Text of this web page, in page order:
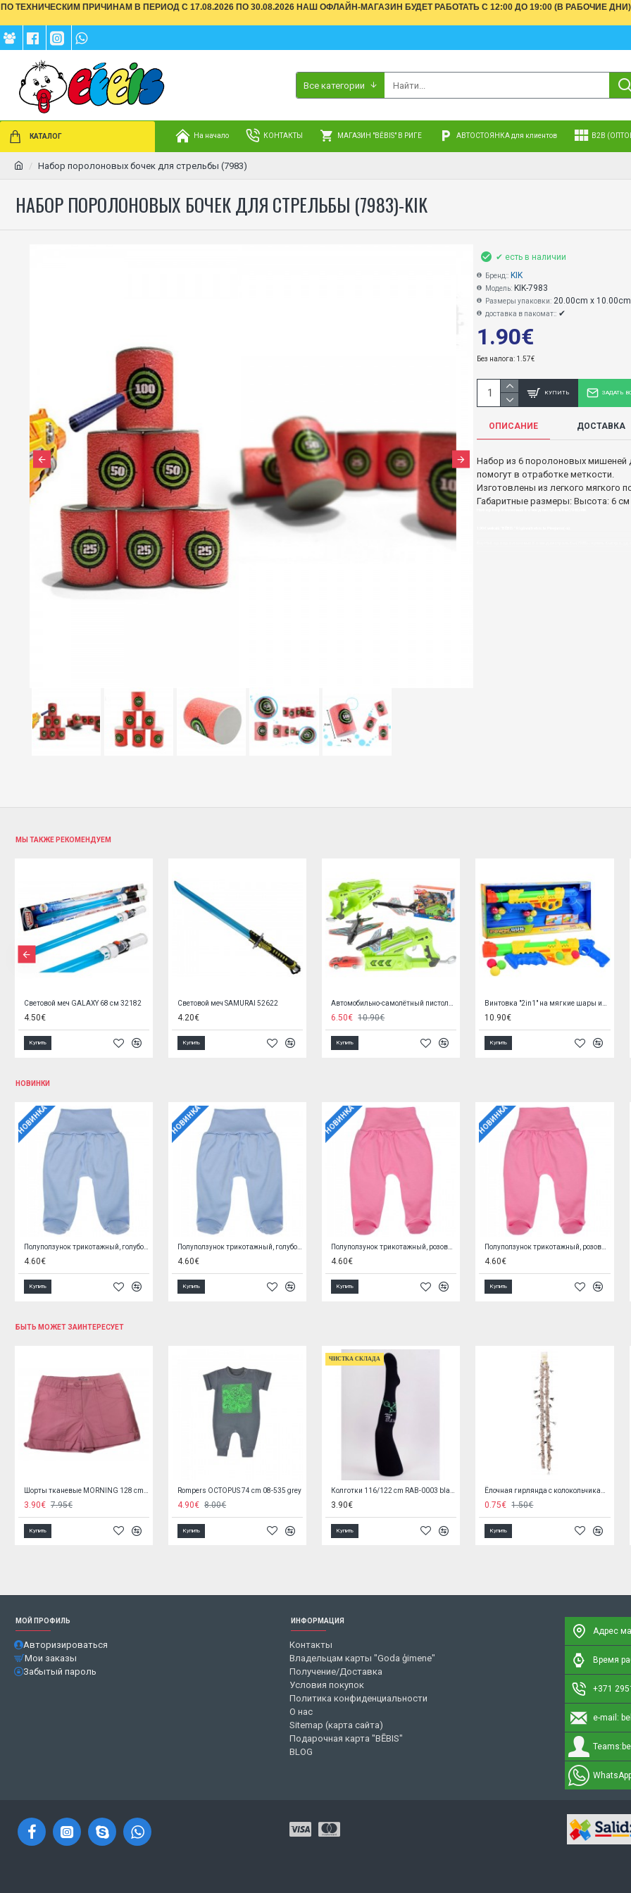
ПО ТЕХНИЧЕСКИМ ПРИЧИНАМ В ПЕРИОД С 17.08.2026 ПО 30.08.2026 НАШ ОФЛАЙН-МАГАЗИН БУДЕТ РАБОТАТЬ С 12:00 ДО 19:00 (В РАБОЧИЕ
Все категории
КАТАЛОГ На начало КОНТАКТЫ МАГАЗИН "BĒBIS" В РИГЕ АВТОСТОЯНКА для клиентов B2B
Набор поролоновых бочек для стрельбы (7983)
НАБОР ПОРОЛОНОВЫХ БОЧЕК ДЛЯ СТРЕЛЬБЫ (7983)-KIK
1.90€
Без налога: 1.57€
✔ есть в наличии
Бренд:: KIK
Модель: KIK-7983
Размеры упаковки: 20.00cm x
доставка в пакомат:: ✔
КУПИТЬ ЗАДАТЬ
ОПИСАНИЕ ДОСТАВКА
Набор из 6 поролоновых мишеней
помогут в отработке меткости.
Изготовлены из легкого мягкого
Габаритные размеры: Высота: 6
Buy Набор поролоновых бочек для стрельбы (7983)- : купить быстро,
МЫ ТАКЖЕ РЕКОМЕНДУЕМ
11.90€
Купить
Детский бинокль G6400
2.60€
Купить
10.00€
Купить
9.50€
Купить
НОВИНКИ
НОВИНКА
Кофточка трикотажная, розовая 62 cm O0YEYROX
5.90€
Купить
НОВИНКА
Кофточка трикотажная, голубая 62 cm F9W2GGPL
5.90€
Купить
НОВИНКА
Кофточка PINK 56 cm EX0QV4W2
5.90€
Купить
НОВИНКА
Варежки-нецарапки STARS
1.90€
Купить
БЫТЬ МОЖЕТ ЗАИНТЕРЕСУЕТ
Мягкая книжечка COW BINGO 1690
13.90€
Купить
Полотенце с капюшоном OWL 80x80 cm A1236 turkus
10.60€
Купить
Шапка FILIP c хлопковой подкладкой (40 см)
3.90€
Купить
2.90€
Купить
МОЙ ПРОФИЛЬ
Авторизироваться
Мои заказы
Забытый пароль
ИНФОРМАЦИЯ
Контакты
Владельцам карты "Goda ģimene"
Получение/Доставка
Условия покупок
Политика конфиденциальности
О нас
Sitemap (карта сайта)
Подарочная карта "BĒBIS"
BLOG
Адрес
Время
+371
e-mail:
Teams: